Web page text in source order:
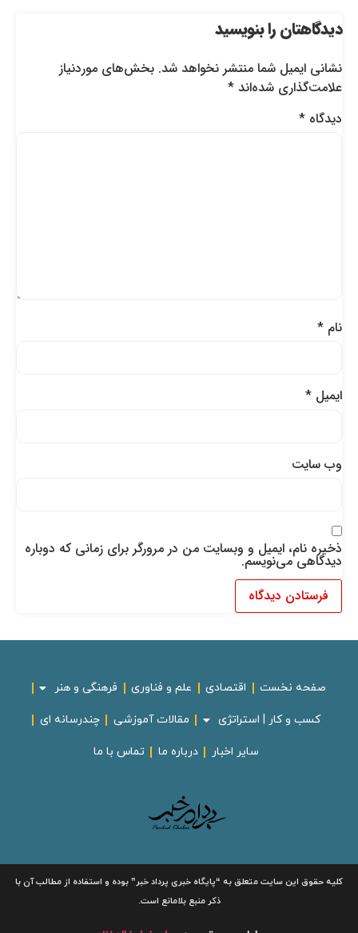
دیدگاهتان را بنویسید
نشانی ایمیل شما منتشر نخواهد شد. بخش‌های موردنیاز
علامت‌گذاری شده‌اند*
دیدگاه*
نام*
ایمیل*
وب‌ سایت
ذخیره نام، ایمیل و وبسایت من در مرورگر برای زمانی که دوباره
دیدگاهی می‌نویسم.
صفحه نخست اقتصادی علم و فناوری فرهنگی و هنر
کسب و کار | استراتژی مقالات آموزشی چندرسانه ای
سایر اخبار درباره ما تماس با ما
کلیه حقوق این سایت متعلق به“پایگاه خبریپرداد خبر”بوده و استفاده از مطالب آن با
ذکر منبع بلامانع است.